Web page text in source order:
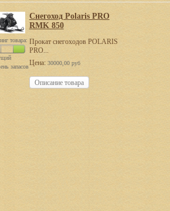
товара:
запасов
Снегоход Polaris PRO
RMK 850
Прокат снегоходов POLARIS
PRO...
Цена: 30000,00 руб
Описание товара